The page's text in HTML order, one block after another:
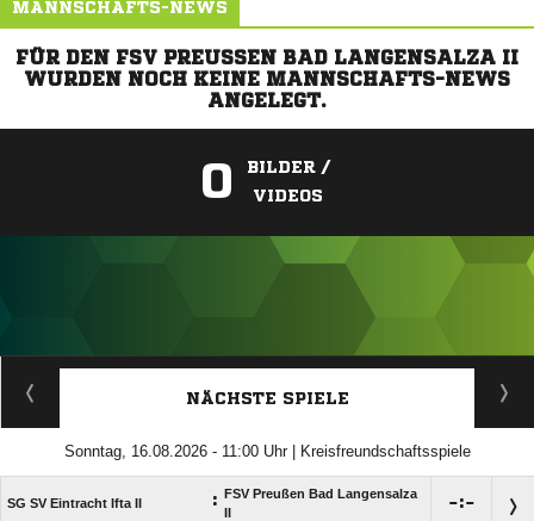
MANNSCHAFTS-NEWS
FÜR DEN FSV PREUSSEN BAD LANGENSALZA II W
URDEN NOCH KEINE MANNSCHAFTS-NEWS A
NGELEGT.
0
BILDER /
VIDEOS
ANZEIGE
NÄCHSTE SPIELE
Sonntag, 16.08.2026 - 11:00 Uhr | Kreisfreundschaftsspiele
SG SV Eintracht Ifta II :
FSV Preußen Bad Langensalza
: